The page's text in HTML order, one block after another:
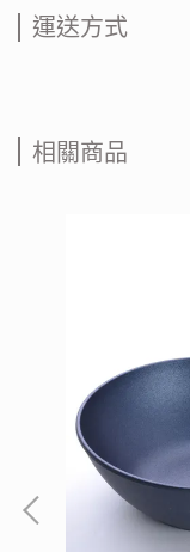
運送方式
相關商品